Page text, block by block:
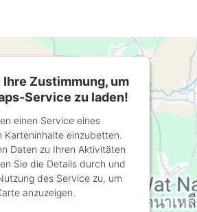
Zustimmung, um
Service zu laden!
einen Service eines
Karteninhalte einzubetten.
Daten zu Ihren Aktivitäten
Sie die Details durch und
des Service zu, um
anzuzeigen.